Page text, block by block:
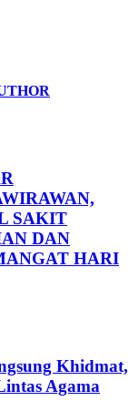
SAKIT
DAN
HARI
Khidmat,
Agama